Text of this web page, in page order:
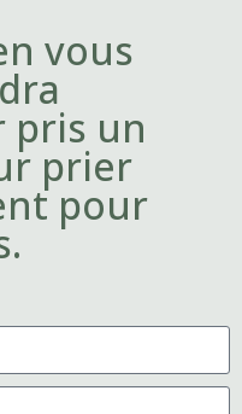
vous
pris un
prier
pour